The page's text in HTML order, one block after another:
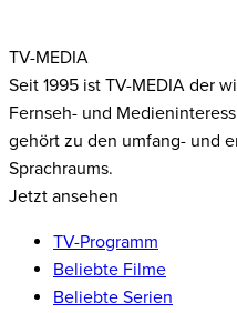
TV-MEDIA
Seit 1995 ist TV-MEDIA der
Fernseh- und
gehört zu den umfang- und
Sprachraums.
Jetzt ansehen
TV-Programm
Beliebte Filme
Beliebte Serien